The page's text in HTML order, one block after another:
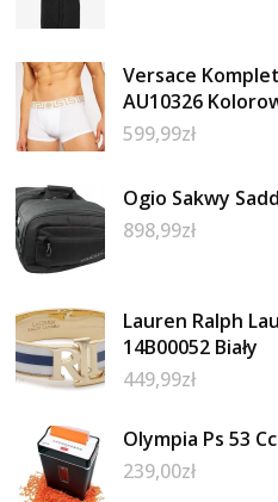
Versace
AU10326
599,99zł
Ogio Sakwy
898,99zł
Lauren Ralph
14B00052 Biały
449,99zł
Olympia Ps 53
239,00zł